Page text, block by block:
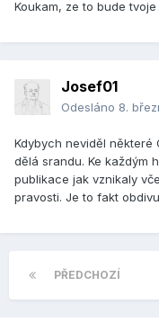
Koukam, ze to bude
Josef01
Odesláno 8.
Kdybych neviděl některé
dělá srandu. Ke každým
publikace jak vznikaly
pravosti. Je to fakt
PŘEDCHOZÍ